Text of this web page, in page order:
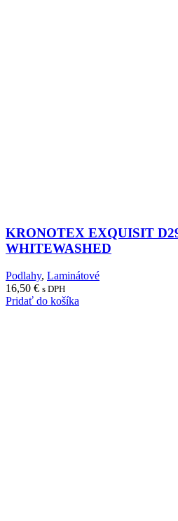
KRONOTEX EXQUISIT
WHITEWASHED
Podlahy, Laminátové
16,50 € s DPH
Pridať do košíka